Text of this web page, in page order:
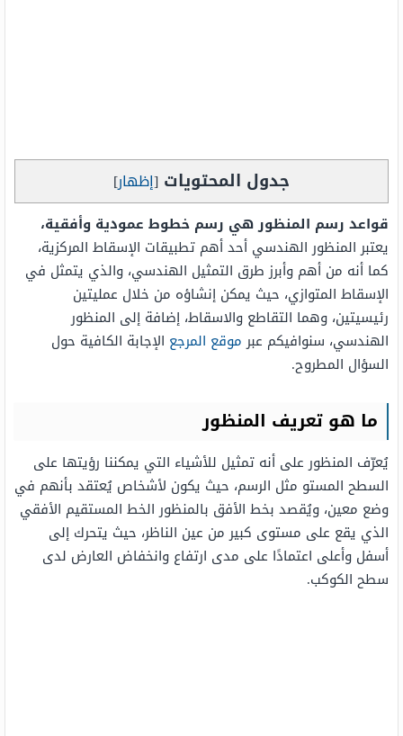
جدول المحتويات [إظهار]
قواعد رسم المنظور هي رسم خطوط عمودية وأفقية،
يعتبر المنظور الهندسي أحد أهم تطبيقات الإسقاط المركزية،
كما أنه من أهم وأبرز طرق التمثيل الهندسي، والذي يتمثل في
الإسقاط المتوازي، حيث يمكن إنشاؤه من خلال عمليتين
رئيسيتين، وهما التقاطع والاسقاط، إضافة إلى المنظور
الهندسي، سنوافيكم عبرموقع المرجع الإجابة الكافية حول
السؤال المطروح.
ما هو تعريف المنظور
يُعرّف المنظور على أنه تمثيل للأشياء التي يمكننا رؤيتها على
السطح المستو مثل الرسم، حيث يكون لأشخاص يُعتقد بأنهم في
وضع معين، ويُقصد بخط الأفق بالمنظور الخط المستقيم الأفقي
الذي يقع على مستوى كبير من عين الناظر، حيث يتحرك إلى
أسفل وأعلى اعتمادًا على مدى ارتفاع وانخفاض العارض لدى
سطح الكوكب.